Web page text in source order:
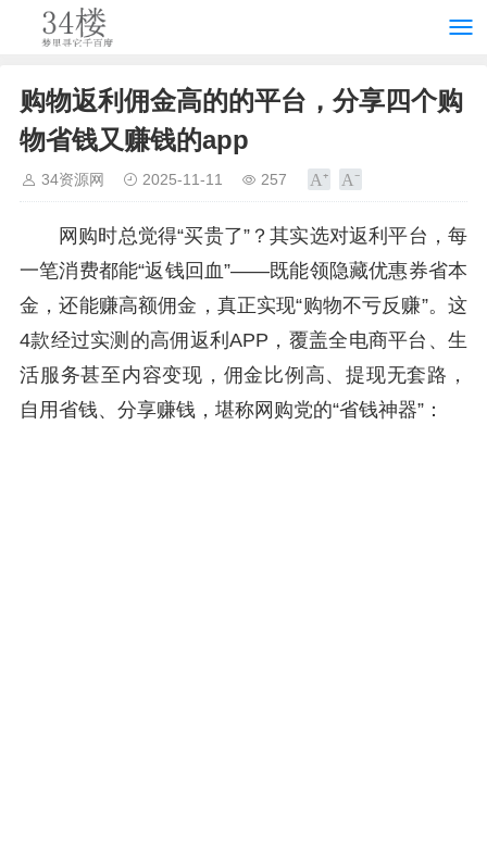
购物返利佣金高的的平台，分享四个购
物省钱又赚钱的app
34资源网 2025-11-11 257
网购时总觉得“买贵了”？其实选对返利平台，每
一笔消费都能“返钱回血”——既能领隐藏优惠券省本
金，还能赚高额佣金，真正实现“购物不亏反赚”。这
4款经过实测的高佣返利APP，覆盖全电商平台、生
活服务甚至内容变现，佣金比例高、提现无套路，
自用省钱、分享赚钱，堪称网购党的“省钱神器”：